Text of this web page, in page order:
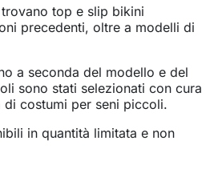
top e slip bikini
precedenti, oltre a modelli di
a seconda del modello e del
sono stati selezionati con cura
di costumi per seni piccoli.
in quantità limitata e non